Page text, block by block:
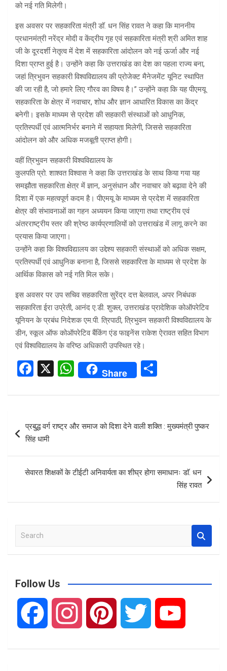
को नई गति मिलेगी।
इस अवसर पर सहकारिता मंत्री डॉ. धन सिंह रावत ने कहा कि माननीय
प्रधानमंत्री नरेंद्र मोदी व केंद्रीय गृह एवं सहकारिता मंत्री श्री अमित शाह
जी के दूरदर्शी नेतृत्व में देश में सहकारिता आंदोलन को नई ऊर्जा और नई
दिशा प्राप्त हुई है। उन्होंने कहा कि उत्तराखंड का देश का पहला राज्य बना,
जहां त्रिभुवन सहकारी विश्वविद्यालय की प्रोजेक्ट मैनेजमेंट यूनिट स्थापित
की जा रही है, जो हमारे लिए गौरव का विषय है।” उन्होंने कहा कि यह पीएमयू
सहकारिता के क्षेत्र में नवाचार, शोध और ज्ञान आधारित विकास का केंद्र
बनेगी। इसके माध्यम से प्रदेश की सहकारी संस्थाओं को आधुनिक,
प्रतिस्पर्धी एवं आत्मनिर्भर बनाने में सहायता मिलेगी, जिससे सहकारिता
आंदोलन को और अधिक मजबूती प्राप्त होगी।
वहीं त्रिभुवन सहकारी विश्वविद्यालय के
कुलपति प्रो. शाश्वत विश्वास ने कहा कि उत्तराखंड के साथ किया गया यह
समझौता सहकारिता क्षेत्र में ज्ञान, अनुसंधान और नवाचार को बढ़ावा देने की
दिशा में एक महत्वपूर्ण कदम है। पीएमयू के माध्यम से प्रदेश में सहकारिता
क्षेत्र की संभावनाओं का गहन अध्ययन किया जाएगा तथा राष्ट्रीय एवं
अंतरराष्ट्रीय स्तर की श्रेष्ठ कार्यप्रणालियों को उत्तराखंड में लागू करने का
प्रयास किया जाएगा।
उन्होंने कहा कि विश्वविद्यालय का उद्देश्य सहकारी संस्थाओं को अधिक सक्षम,
प्रतिस्पर्धी एवं आधुनिक बनाना है, जिससे सहकारिता के माध्यम से प्रदेश के
आर्थिक विकास को नई गति मिल सके।
इस अवसर पर उप सचिव सहकारिता सुरेंद्र दत्त बेलवाल, अपर निबंधक
सहकारिता ईरा उप्रेती, आनंद ए.डी. शुक्ल, उत्तराखंड प्रादेशिक कोऑपरेटिव
यूनियन के प्रबंध निदेशक एम.पी. त्रिपाठी, त्रिभुवन सहकारी विश्वविद्यालय के
डीन, स्कूल ऑफ कोऑपरेटिव बैंकिंग एंड फाइनेंस राकेश ऐरावत सहित विभाग
एवं विश्वविद्यालय के वरिष्ठ अधिकारी उपस्थित रहे।
F
ce
o
k
X
W
h
at
s
A
p
Share
ar
navigation
प्रबुद्ध वर्ग राष्ट्र और समाज को दिशा देने वाली शक्ति : मुख्यमंत्री पुष्कर
सिंह धामी
सेवारत शिक्षकों के टीईटी अनिवार्यता का शीघ्र होगा समाधानः डाॅ. धन
सिंह रावत
a
c
Follow Us